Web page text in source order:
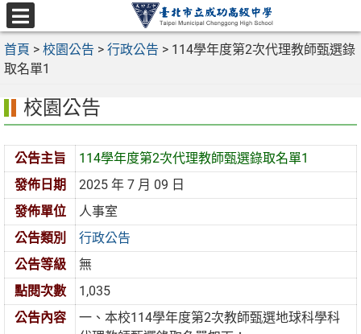
跳
至
主
要
區
選
單
首頁 > 校園公告 > 行政公告 > 114學年度第2次代理教師甄選錄
取名單1
校園公告
公告主旨
114學年度第2次代理教師甄選錄取名單1
發佈日期
2025 年 7 月 09 日
發佈單位
人事室
公告類別
行政公告
公告等級
無
點閱次數
1,035
公告內容
一、本校114學年度第2次教師甄選地球科學科